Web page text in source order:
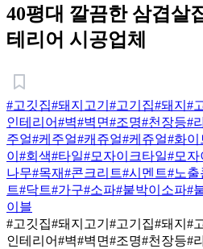
40평대 깔끔한 삼겹살
테리어 시공업체
#고깃집#돼지고기 #고기집#돼지 #
인테리어#벽#벽면#조명#천장등#
주얼#케주얼#캐쥬얼#케쥬얼#화이
이 #회색#타일#모자이크타일#모자
나무#목재#콘크리트#시멘트#노출
트#닥트#가구#소파#붙박이소파#
이블
#고깃집#돼지고기 #고기집#돼지 #
인테리어#벽#벽면#조명#천장등#